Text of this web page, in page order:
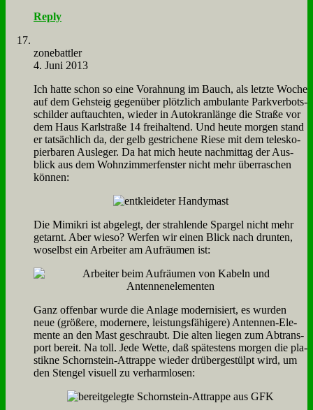
Reply
zone­batt­ler
4. Juni 2013
Ich hat­te schon so ei­ne Vor­ah­nung im Bauch, als letz­te Wo­che
auf dem Geh­steig ge­gen­über plötz­lich am­bu­lan­te Park­ver­bots­
schil­der auf­tauch­ten, wie­der in Au­to­kran­län­ge die Stra­ße vor
dem Haus Karl­stra­ße 14 frei­hal­tend. Und heu­te mor­gen stand
er tat­säch­lich da, der gelb ge­stri­che­ne Rie­se mit dem te­le­s­ko­
pier­ba­ren Aus­le­ger. Da hat mich heu­te nach­mit­tag der Aus­
blick aus dem Wohn­zim­mer­fen­ster nicht mehr über­ra­schen
kön­nen:
Die Mi­mi­kri ist ab­ge­legt, der strah­len­de Spar­gel nicht mehr
ge­tarnt. Aber wie­so? Wer­fen wir ei­nen Blick nach drun­ten,
wo­selbst ein Ar­bei­ter am Auf­räu­men ist:
Ganz of­fen­bar wur­de die An­la­ge mo­der­ni­siert, es wur­den
neue (grö­ße­re, mo­der­ne­re, lei­stungs­fä­hi­ge­re) An­ten­nen-Ele­
men­te an den Mast ge­schraubt. Die al­ten lie­gen zum Ab­trans­
port be­reit. Na toll. Je­de Wet­te, daß spä­te­stens mor­gen die pla­
stik­ne Schorn­stein-At­trap­pe wie­der drü­ber­ge­stülpt wird, um
den Sten­gel vi­su­ell zu ver­harm­lo­sen: